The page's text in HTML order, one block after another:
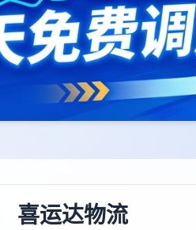
喜运达物流